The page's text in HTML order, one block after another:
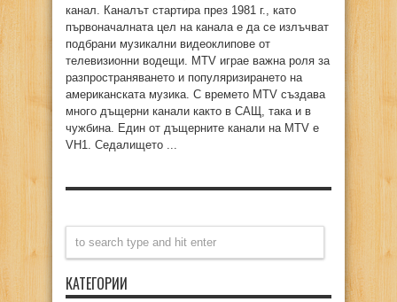
канал. Каналът стартира през 1981 г., като
първоначалната цел на канала е да се излъчват
подбрани музикални видеоклипове от
телевизионни водещи. MTV играе важна роля за
разпространяването и популяризирането на
американската музика. С времето MTV създава
много дъщерни канали както в САЩ, така и в
чужбина. Един от дъщерните канали на MTV е
VH1. Седалището ...
КАТЕГОРИИ